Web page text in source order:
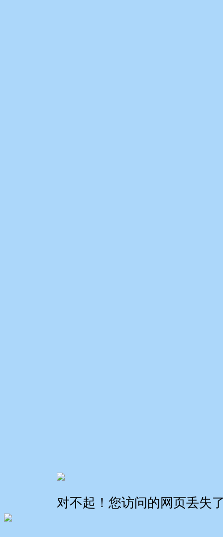
对不起！您访问的网页丢失